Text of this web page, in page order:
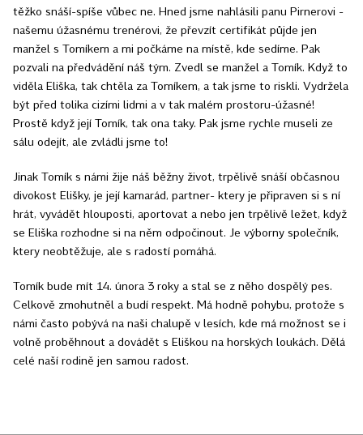
těžko snáší-spíše vůbec ne. Hned jsme nahlásili panu Pirnerovi -
našemu úžasnému trenérovi, že převzít certifikát půjde jen
manžel s Tomíkem a mi počkáme na místě, kde sedíme. Pak
pozvali na předvádění náš tým. Zvedl se manžel a Tomík. Když to
viděla Eliška, tak chtěla za Tomíkem, a tak jsme to riskli. Vydržela
být před tolika cizími lidmi a v tak malém prostoru-úžasné!
Prostě když její Tomík, tak ona taky. Pak jsme rychle museli ze
sálu odejít, ale zvládli jsme to!
Jinak Tomík s námi žije náš běžny život, trpělivě snáší občasnou
divokost Elišky, je její kamarád, partner- ktery je připraven si s ní
hrát, vyvádět hlouposti, aportovat a nebo jen trpělivě ležet, když
se Eliška rozhodne si na něm odpočinout. Je výborny společník,
ktery neobtěžuje, ale s radostí pomáhá.
Tomík bude mít 14. února 3 roky a stal se z něho dospělý pes.
Celkově zmohutněl a budí respekt. Má hodně pohybu, protože s
námi často pobývá na naši chalupě v lesích, kde má možnost se i
volně proběhnout a dovádět s Eliškou na horských loukách. Dělá
celé naší rodině jen samou radost.